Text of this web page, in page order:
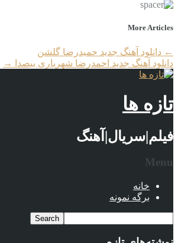
More Articles
← دانلود آهنگ جدید حمیدرضا گلشن
دانلود آهنگ جدید احمدرضا شهریاری بیصدا
→
تازه ها
فیلم|سریال|آهنگ
Menu
خانه
برگه نمونه